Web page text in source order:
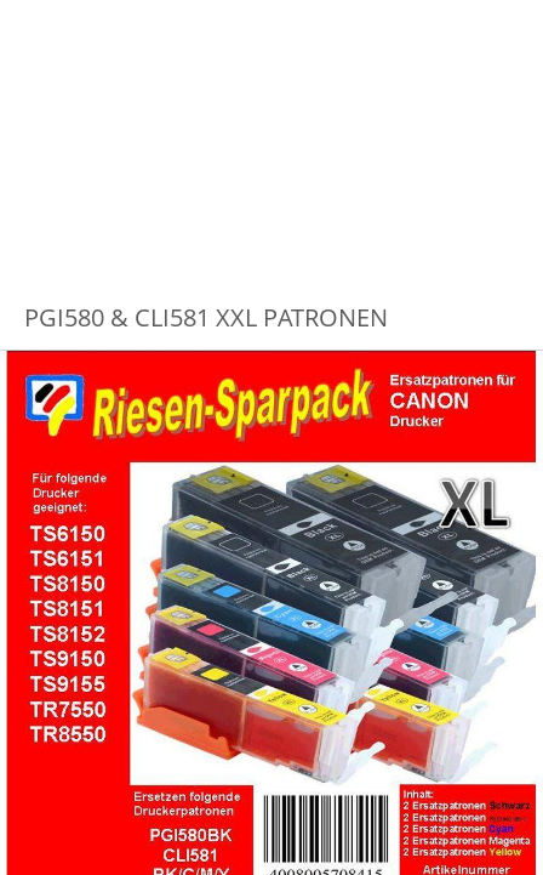
PGI580 & CLI581 XXL PATRONEN